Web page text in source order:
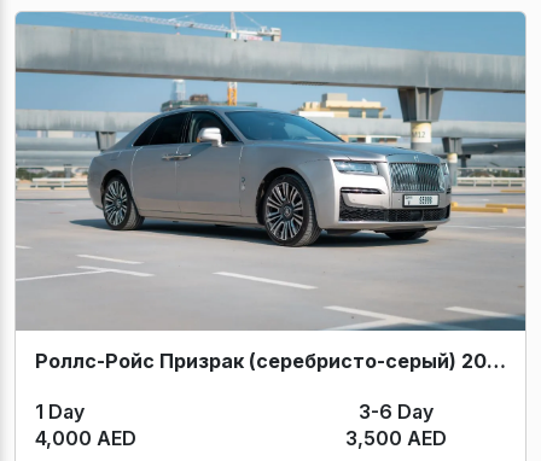
Роллс-Ройс Призрак (серебристо-серый) 2022
1 Day
3-6 Day
4,000 AED
3,500 AED